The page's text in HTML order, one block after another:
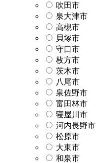
吹田市
泉大津市
高槻市
貝塚市
守口市
枚方市
茨木市
八尾市
泉佐野市
富田林市
寝屋川市
河内長野市
松原市
大東市
和泉市